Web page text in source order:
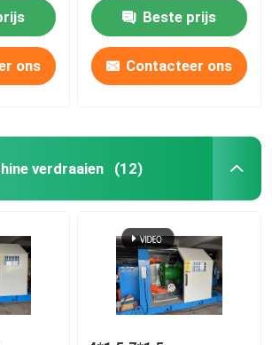
ons
Machine
Beste prijs
Contacteer ons
verdraaien (12)